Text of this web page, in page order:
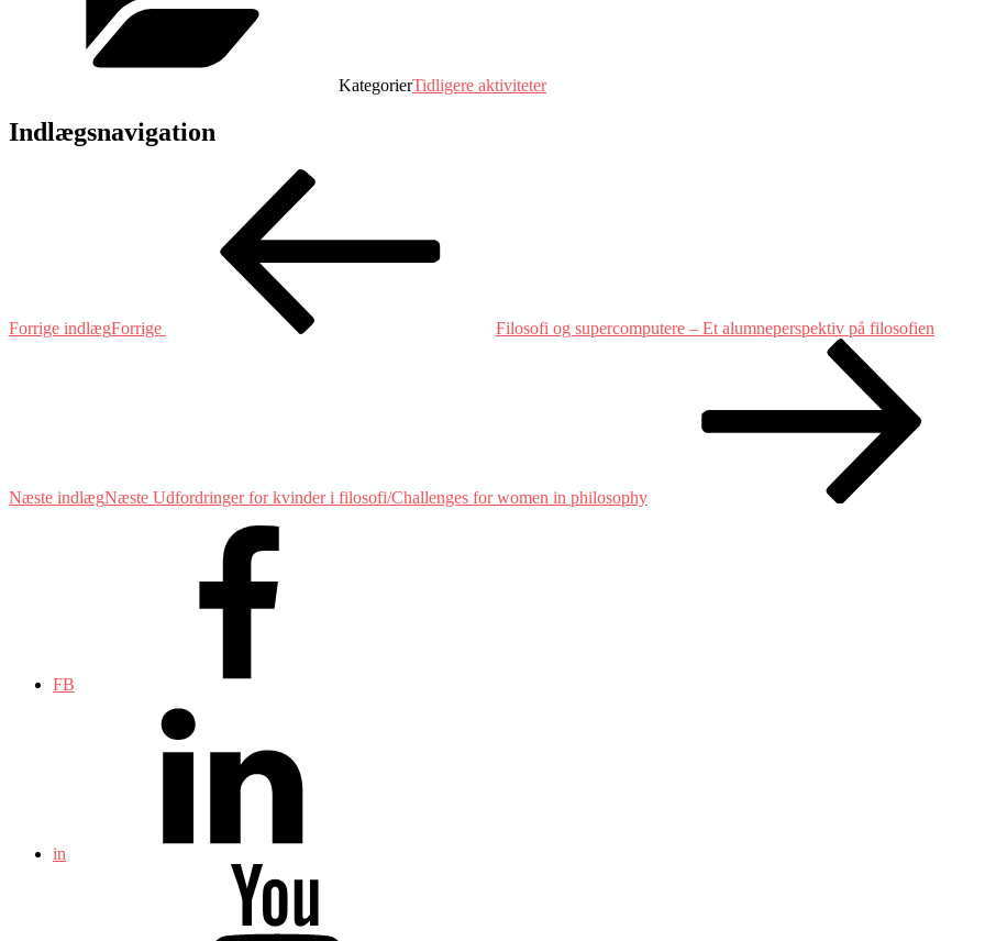
KategorierTidligere aktiviteter
Indlægsnavigation
Forrige indlægForrige Filosofi og supercomputere – Et alumneperspektiv på filosofien
Næste indlægNæste Udfordringer for kvinder i filosofi/Challenges for women in philosophy
FB
in